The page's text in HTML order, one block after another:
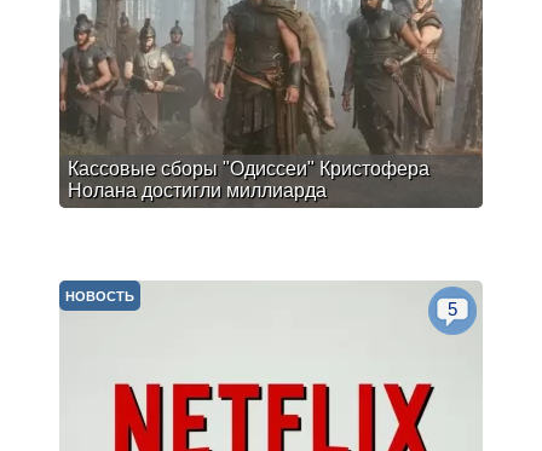
Кассовые сборы "Одиссеи" Кристофера
Нолана достигли миллиарда
НОВОСТЬ
5